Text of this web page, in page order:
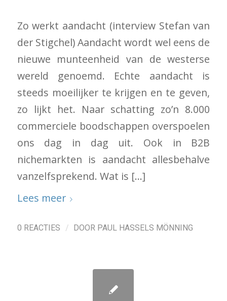
Zo werkt aandacht (interview Stefan van
der Stigchel) Aandacht wordt wel eens de
nieuwe munteenheid van de westerse
wereld genoemd. Echte aandacht is
steeds moeilijker te krijgen en te geven,
zo lijkt het. Naar schatting zo’n 8.000
commerciele boodschappen overspoelen
ons dag in dag uit. Ook in B2B
nichemarkten is aandacht allesbehalve
vanzelfsprekend. Wat is […]
Lees meer
0 REACTIES / DOOR PAUL HASSELS MÖNNING